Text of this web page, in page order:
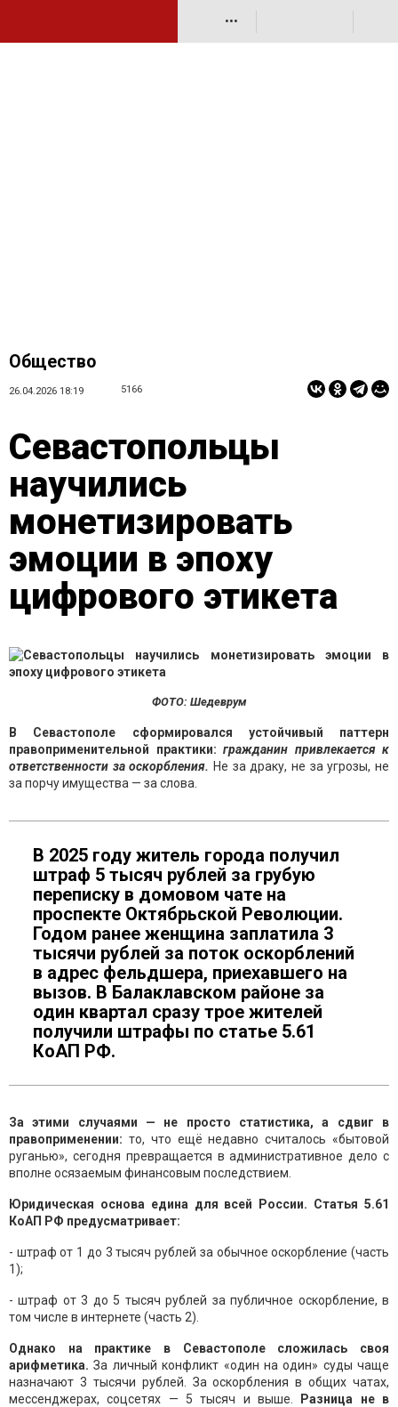
•••
Общество
26.04.2026 18:19 5166
Севастопольцы
научились
монетизировать
эмоции в эпоху
цифрового этикета
ФОТО: Шедеврум
В Севастополе сформировался устойчивый паттерн
правоприменительной практики: гражданин привлекается к
ответственности за оскорбления. Не за драку, не за угрозы, не
за порчу имущества — за слова.
В 2025 году житель города получил
штраф 5 тысяч рублей за грубую
переписку в домовом чате на
проспекте Октябрьской Революции.
Годом ранее женщина заплатила 3
тысячи рублей за поток оскорблений
в адрес фельдшера, приехавшего на
вызов. В Балаклавском районе за
один квартал сразу трое жителей
получили штрафы по статье 5.61
КоАП РФ.
За этими случаями — не просто статистика, а сдвиг в
правоприменении: то, что ещё недавно считалось «бытовой
руганью», сегодня превращается в административное дело с
вполне осязаемым финансовым последствием.
Юридическая основа едина для всей России. Статья 5.61
КоАП РФ предусматривает:
- штраф от 1 до 3 тысяч рублей за обычное оскорбление (часть
1);
- штраф от 3 до 5 тысяч рублей за публичное оскорбление, в
том числе в интернете (часть 2).
Однако на практике в Севастополе сложилась своя
арифметика. За личный конфликт «один на один» суды чаще
назначают 3 тысячи рублей. За оскорбления в общих чатах,
мессенджерах, соцсетях — 5 тысяч и выше.
Разница не в